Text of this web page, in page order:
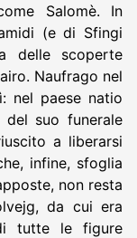
Salomè. In
(e di Sfingi
delle scoperte
Naufrago nel
nel paese natio
suo funerale
a liberarsi
infine, sfoglia
non resta
da cui era
tutte le figure